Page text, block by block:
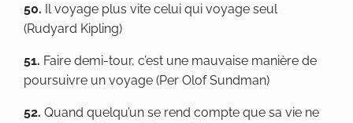
50. Il voyage plus vite celui qui voyage seul
(Rudyard Kipling)
51. Faire demi-tour, c’est une mauvaise manière de
poursuivre un voyage (Per Olof Sundman)
52. Quand quelqu’un se rend compte que sa vie ne